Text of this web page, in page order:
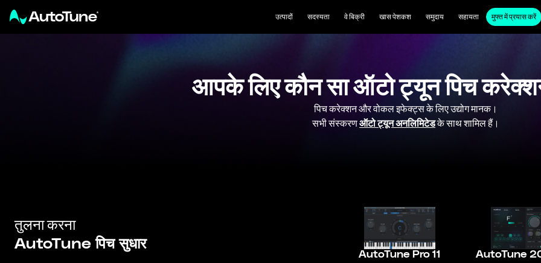
उत्पादों सदस्यता वे बिक्री खास पेशकश समुदाय सहायता मुफ्त में प्रयास करें
आपके लिए कौन सा ऑटो ट्यून पिच
पिच करेक्शन और वोकल इफेक्ट्स के लिए उद्योग मानक।
सभी संस्करणऑटो ट्यून अनलिमिटेडके साथ शामिल हैं।
तुलना करना
AutoTune पिच सुधार
AutoTune Pro 11 AutoTune